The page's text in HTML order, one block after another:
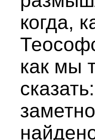
когда,
как мы